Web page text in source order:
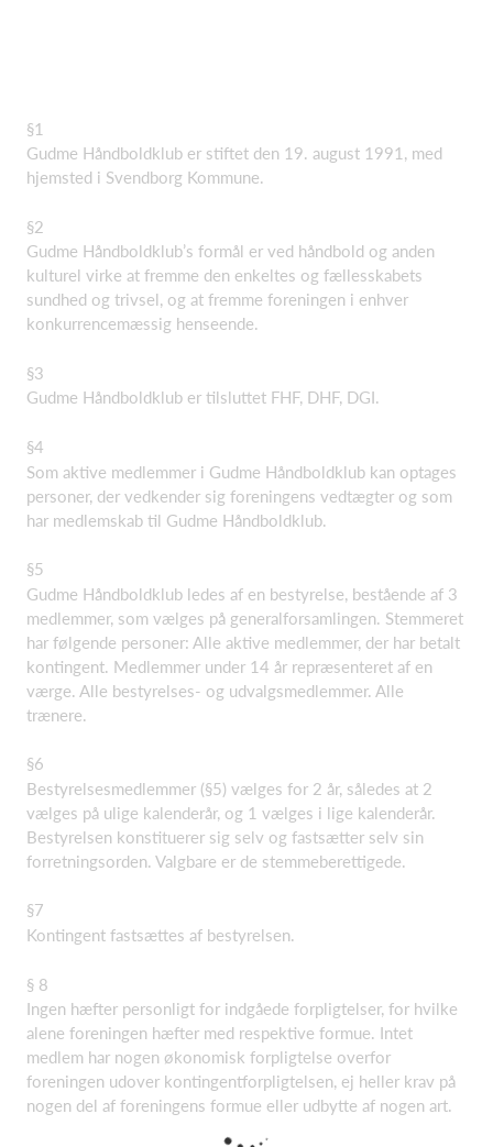
§1
Gudme Håndboldklub er stiftet den 19. august 1991, med
hjemsted i Svendborg Kommune.
§2
Gudme Håndboldklub’s formål er ved håndbold og anden
kulturel virke at fremme den enkeltes og fællesskabets
sundhed og trivsel, og at fremme foreningen i enhver
konkurrencemæssig henseende.
§3
Gudme Håndboldklub er tilsluttet FHF, DHF, DGI.
§4
Som aktive medlemmer i Gudme Håndboldklub kan optages
personer, der vedkender sig foreningens vedtægter og som
har medlemskab til Gudme Håndboldklub.
§5
Gudme Håndboldklub ledes af en bestyrelse, bestående af 3
medlemmer, som vælges på generalforsamlingen. Stemmeret
har følgende personer: Alle aktive medlemmer, der har betalt
kontingent. Medlemmer under 14 år repræsenteret af en
værge. Alle bestyrelses- og udvalgsmedlemmer. Alle
trænere.
§6
Bestyrelsesmedlemmer (§5) vælges for 2 år, således at 2
vælges på ulige kalenderår, og 1 vælges i lige kalenderår.
Bestyrelsen konstituerer sig selv og fastsætter selv sin
forretningsorden. Valgbare er de stemmeberettigede.
§7
Kontingent fastsættes af bestyrelsen.
§ 8
Ingen hæfter personligt for indgåede forpligtelser, for hvilke
alene foreningen hæfter med respektive formue. Intet
medlem har nogen økonomisk forpligtelse overfor
foreningen udover kontingentforpligtelsen, ej heller krav på
nogen del af foreningens formue eller udbytte af nogen art.